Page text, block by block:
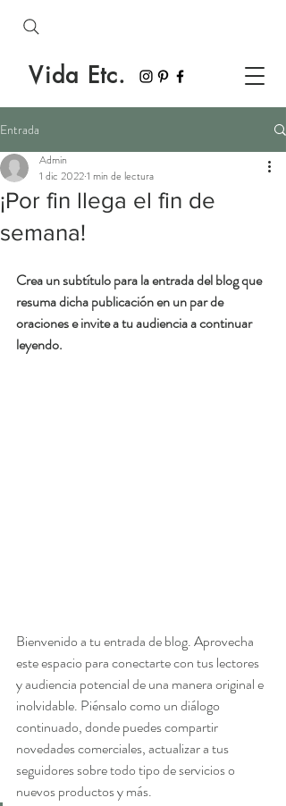
Vida Etc.
Entrada
¡Por fin llega el fin de
semana!
Admin
1 dic 20221 min de lectura
Crea un subtítulo para la entrada del blog que
resuma dicha publicación en un par de
oraciones e invite a tu audiencia a continuar
leyendo.
Bienvenido a tu entrada de blog. Aprovecha
este espacio para conectarte con tus lectores
y audiencia potencial de una manera original e
inolvidable. Piénsalo como un diálogo
continuado, donde puedes compartir
novedades comerciales, actualizar a tus
seguidores sobre todo tipo de servicios o
nuevos productos y más.